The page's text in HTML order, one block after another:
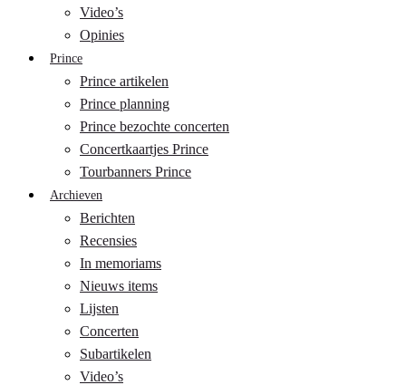
Video’s
Opinies
Prince
Prince artikelen
Prince planning
Prince bezochte concerten
Concertkaartjes Prince
Tourbanners Prince
Archieven
Berichten
Recensies
In memoriams
Nieuws items
Lijsten
Concerten
Subartikelen
Video’s